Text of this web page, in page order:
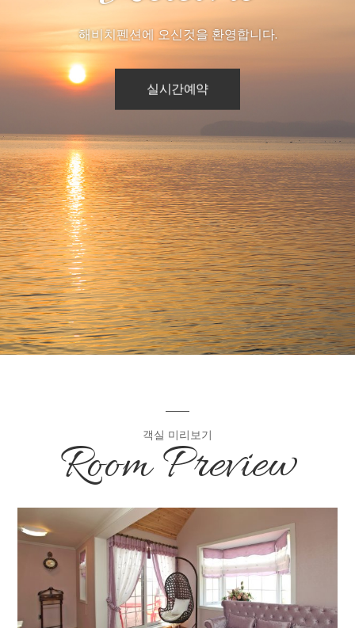
해비치펜션에 오신것을 환영합니다.
실시간예약
객실 미리보기
Room Preview
해비치